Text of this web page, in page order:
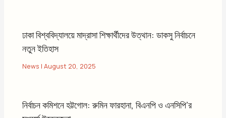
ঢাকা বিশ্ববিদ্যালয়ে মাদ্রাসা শিক্ষার্থীদের উত্থান: ডাকসু নির্বাচনে
নতুন ইতিহাস
News |August 20, 2025
নির্বাচন কমিশনে হট্টগোল: রুমিন ফারহানা, বিএনপি ও এনসিপি’র